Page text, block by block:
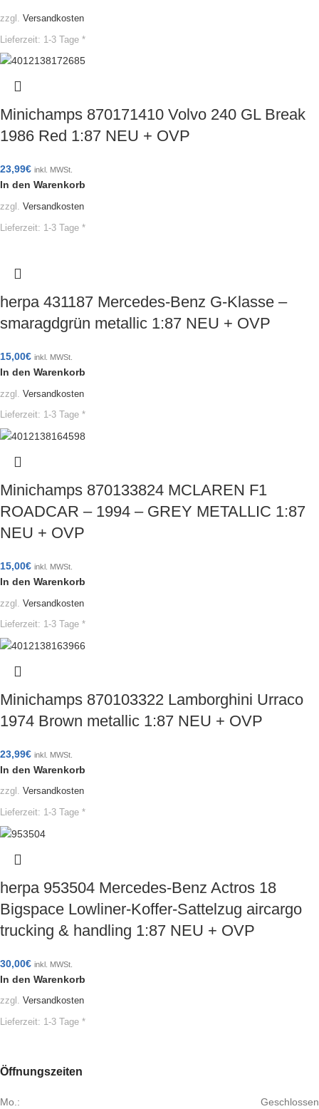
zzgl. Versandkosten
Lieferzeit: 1-3 Tage *
Minichamps 870171410 Volvo 240 GL Break
1986 Red 1:87 NEU + OVP
23,99€ inkl. MWSt.
In den Warenkorb
zzgl. Versandkosten
Lieferzeit: 1-3 Tage *
herpa 431187 Mercedes-Benz G-Klasse –
smaragdgrün metallic 1:87 NEU + OVP
15,00€ inkl. MWSt.
In den Warenkorb
zzgl. Versandkosten
Lieferzeit: 1-3 Tage *
Minichamps 870133824 MCLAREN F1
ROADCAR – 1994 – GREY METALLIC 1:87
NEU + OVP
15,00€ inkl. MWSt.
In den Warenkorb
zzgl. Versandkosten
Lieferzeit: 1-3 Tage *
Minichamps 870103322 Lamborghini Urraco
1974 Brown metallic 1:87 NEU + OVP
23,99€ inkl. MWSt.
In den Warenkorb
zzgl. Versandkosten
Lieferzeit: 1-3 Tage *
herpa 953504 Mercedes-Benz Actros 18
Bigspace Lowliner-Koffer-Sattelzug aircargo
trucking & handling 1:87 NEU + OVP
30,00€ inkl. MWSt.
In den Warenkorb
zzgl. Versandkosten
Lieferzeit: 1-3 Tage *
Öffnungszeiten
Mo.: Geschlossen